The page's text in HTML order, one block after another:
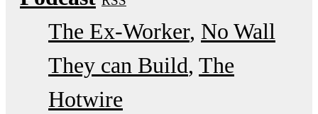
The Ex-Worker No Wall
They can Build The
Hotwire